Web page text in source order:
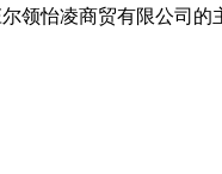
领怡凌商贸有限公司